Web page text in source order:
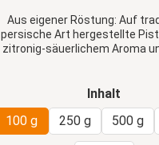
Aus eigener Röstung: Auf
persische Art hergestellte
zitronig-säuerlichem Aroma
Inhalt
100 g
250 g 500 g